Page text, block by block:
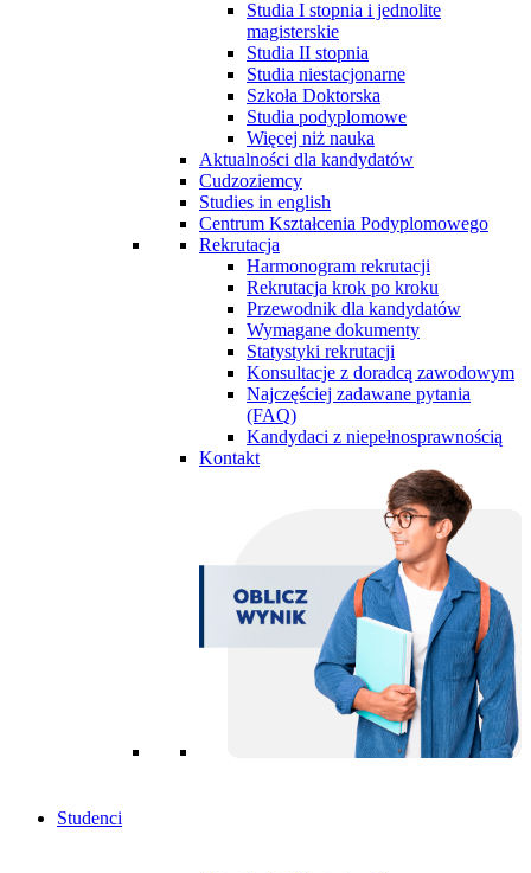
Studia I stopnia i jednolite
magisterskie
Studia II stopnia
Studia niestacjonarne
Szkoła Doktorska
Studia podyplomowe
Więcej niż nauka
Aktualności dla kandydatów
Cudzoziemcy
Studies in english
Centrum Kształcenia Podyplomowego
Rekrutacja
Harmonogram rekrutacji
Rekrutacja krok po kroku
Przewodnik dla kandydatów
Wymagane dokumenty
Statystyki rekrutacji
Konsultacje z doradcą zawodowym
Najczęściej zadawane pytania
(FAQ)
Kandydaci z niepełnosprawnością
Kontakt
Studenci